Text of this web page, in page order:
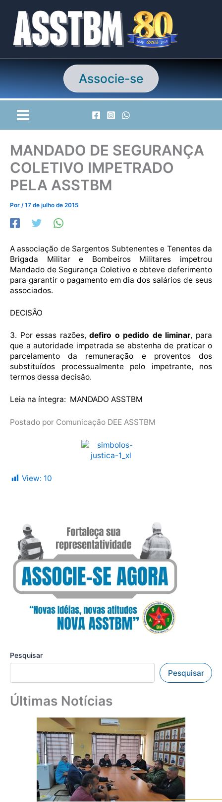
conteúdo
Associe-se
MANDADO DE SEGURANÇA
COLETIVO IMPETRADO
PELA ASSTBM
Por /17 de julho de 2015
A associação de Sargentos Subtenentes e Tenentes da
Brigada Militar e Bombeiros Militares impetrou
Mandado de Segurança Coletivo e obteve deferimento
para garantir o pagamento em dia dos salários de seus
associados.
DECISÃO
3. Por essas razões,defiro o pedido de liminar, para
que a autoridade impetrada se abstenha de praticar o
parcelamento da remuneração e proventos dos
substituídos processualmente pelo impetrante, nos
termos dessa decisão.
Leia na íntegra: MANDADO ASSTBM
Postado por Comunicação DEE ASSTBM
View: 10
Pesquisar
Pesquisar
Últimas Notícias